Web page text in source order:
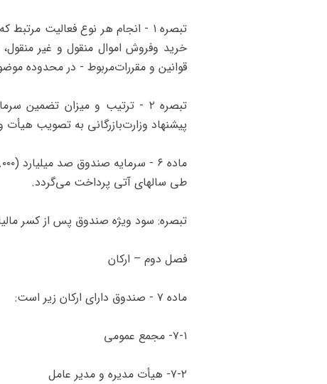
‌تبصره ۱ - انجام هر نوع فعالیت
خرید و‌فروش اموال منقول و غیر
قوانین و مقررات‌مربوط - در محدوده
‌تبصره ۲ - ترتیب و میزان
پیشنهاد وزارت‌بازرگانی به تصویب
طی سالهای آتی پرداخت می‌گردد.
‌تبصره: سود ویژه صندوق پس از کسر
‌فصل دوم – ارکان
‌ماده ۷ - صندوق دارای ارکان زیر است:
۷-۱- مجمع عمومی
۷-۲- هیأت مدیره و مدیر عامل